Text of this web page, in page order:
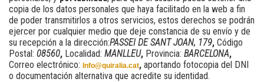
copia de los datos personales que haya facilitado en la web a fin
de poder transmitirlos a otros servicios, estos derechos se podrán
ejercer por cualquier medio que deje constancia de su envío y de
su recepción a la dirección:PASSEI DE SANT JOAN, 179, Código
Postal: 08560, Localidad: MANLLEU, Provincia: BARCELONA,
Correo electrónico: Info@quiralia.cat, aportando fotocopia del DNI
o documentación alternativa que acredite su identidad.